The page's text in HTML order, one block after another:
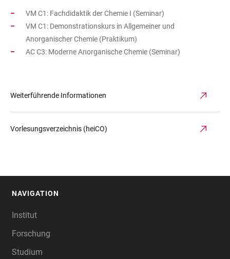
VM C1: Fachdidaktik der Chemie I (Seminar)
VM C1: Demonstrationskurs in Allgemeiner und
Anorganischer Chemie (Praktikum)
AC C3: Moderne Anorganische Chemie (Seminar)
Weiterführende Informationen
Vorlesungsverzeichnis (heiCO)
NAVIGATION
Institut
Forschung
Studium